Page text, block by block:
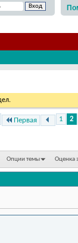
Первая 1 2
Опции темы Оценка